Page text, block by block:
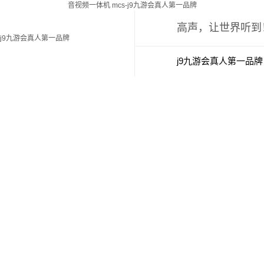
音视频一体机 mcs-j9九游会真人第一品牌
j9九游会真人第一品牌
高声，让世界听到
j9九游会真人第一品牌